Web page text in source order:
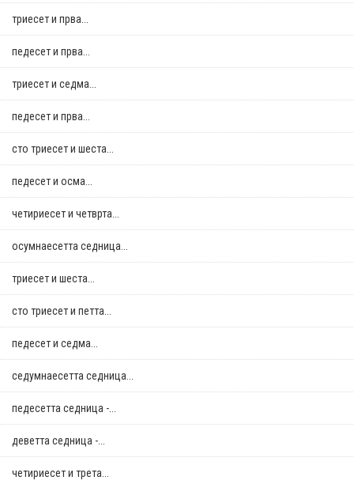
триесет и прва...
педесет и прва...
триесет и седма...
педесет и прва...
сто триесет и шеста...
педесет и осма...
четириесет и четврта...
осумнaесетта седница...
триесет и шеста...
сто триесет и петта...
педесет и седма...
седумнаесетта седница...
педесетта седница -...
деветта седница -...
четириесет и трета...